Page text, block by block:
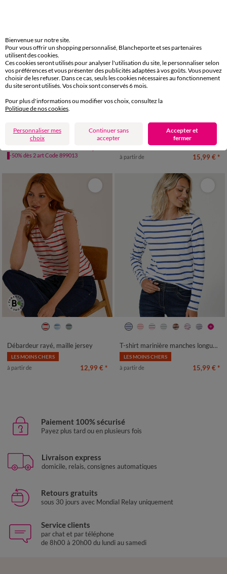
50 52
Pull marinière manches longues rayé
-50% dès 2 art Code 899013
52 54
LES MOINS CHERS
à partir de 15,99 € *
38/40 42/44
Débardeur rayé, maille jersey
LES MOINS CHERS
à partir de 12,99 € *
34/36 38/40 42/44
46/48
T-shirt marinière manches longues, coton biologique(**)
LES MOINS CHERS
à partir de 15,99 € *
Paiement 100% sécurisé
Payez plus tard ou en plusieurs fois
Livraison express
domicile, relais, consignes automatiques
Retours gratuits
sous 30 jours avec Mondial Relay uniquement
Service clients
par chat et par téléphone
de 8h00 à 20h00 du lundi au samedi
Bienvenue sur notre site.
Pour vous offrir un shopping personnalisé, Blancheporte et ses partenaires
utilisent des cookies.
Ces cookies seront utilisés pour analyser l'utilisation du site, le personnaliser selon
vos préférences et vous présenter des publicités adaptées à vos goûts. Vous pouvez
choisir de les refuser. Dans ce cas, seuls les cookies nécessaires au fonctionnement
du site seront utilisés. Vos choix sont conservés 6 mois.
Pour plus d'informations ou modifier vos choix, consultez la
Politique de nos cookies.
Personnaliser mes
choix
Continuer sans
accepter
Accepter et
fermer